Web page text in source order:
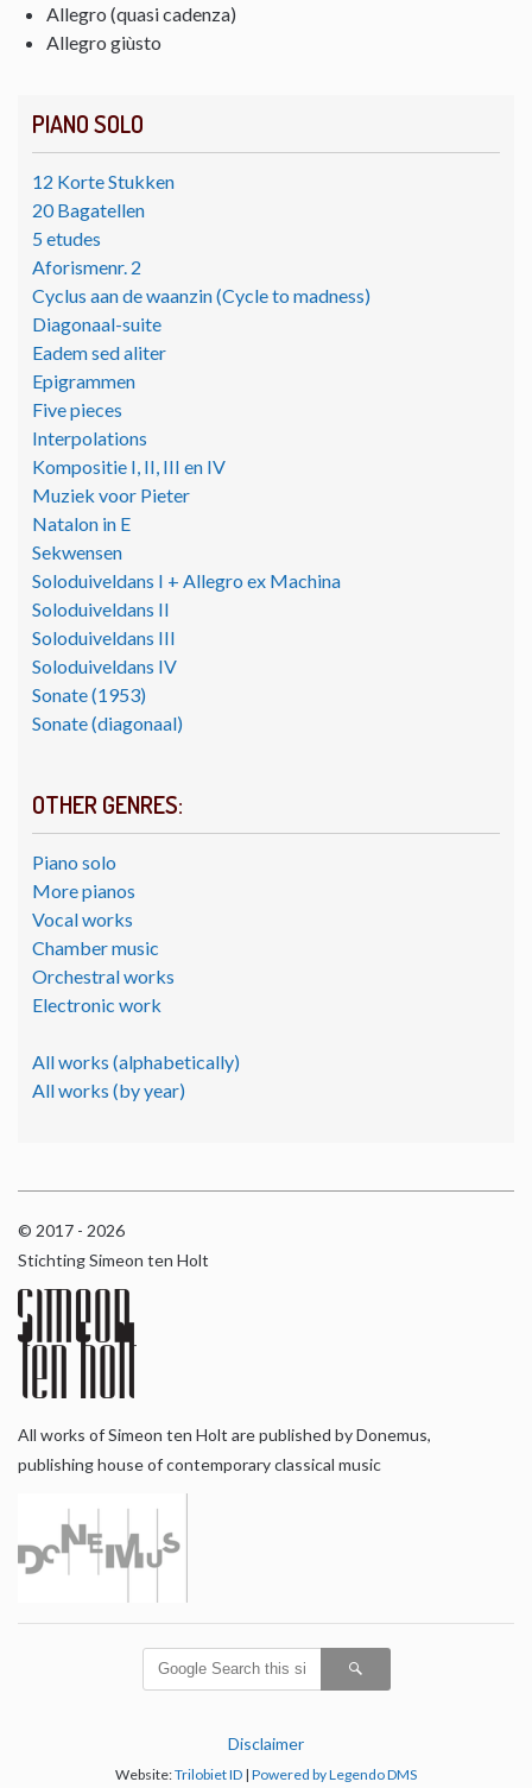
PIANO SOLO
12 Korte Stukken
20 Bagatellen
5 etudes
Aforismenr. 2
Cyclus aan de waanzin (Cycle to madness)
Diagonaal-suite
Eadem sed aliter
Epigrammen
Five pieces
Interpolations
Kompositie I, II, III en IV
Muziek voor Pieter
Natalon in E
Sekwensen
Soloduiveldans I + Allegro ex Machina
Soloduiveldans II
Soloduiveldans III
Soloduiveldans IV
Sonate (1953)
Sonate (diagonaal)
OTHER GENRES:
Piano solo
More pianos
Vocal works
Chamber music
Orchestral works
Electronic work
All works (alphabetically)
All works (by year)
Allegro (quasi cadenza)
Allegro giùsto
© 2017 - 2026
Stichting Simeon ten Holt
All works of Simeon ten Holt are published by Donemus,
publishing house of contemporary classical music
Disclaimer
Website:Trilobiet ID | Powered by Legendo DMS